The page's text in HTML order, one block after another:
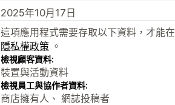
2025年10月17日
這項應用程式需要存取以下資料，才能
隱私權政策 。
檢視顧客資料:
裝置與活動資料
檢視員工與協作者資料:
商店擁有人、 網誌投稿者